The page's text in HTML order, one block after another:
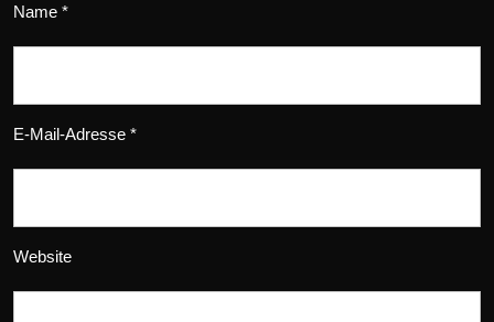
Name *
E-Mail-Adresse *
Website